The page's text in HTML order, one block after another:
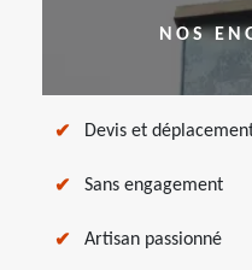
NOS
Devis et
Sans engagement
Artisan passionné